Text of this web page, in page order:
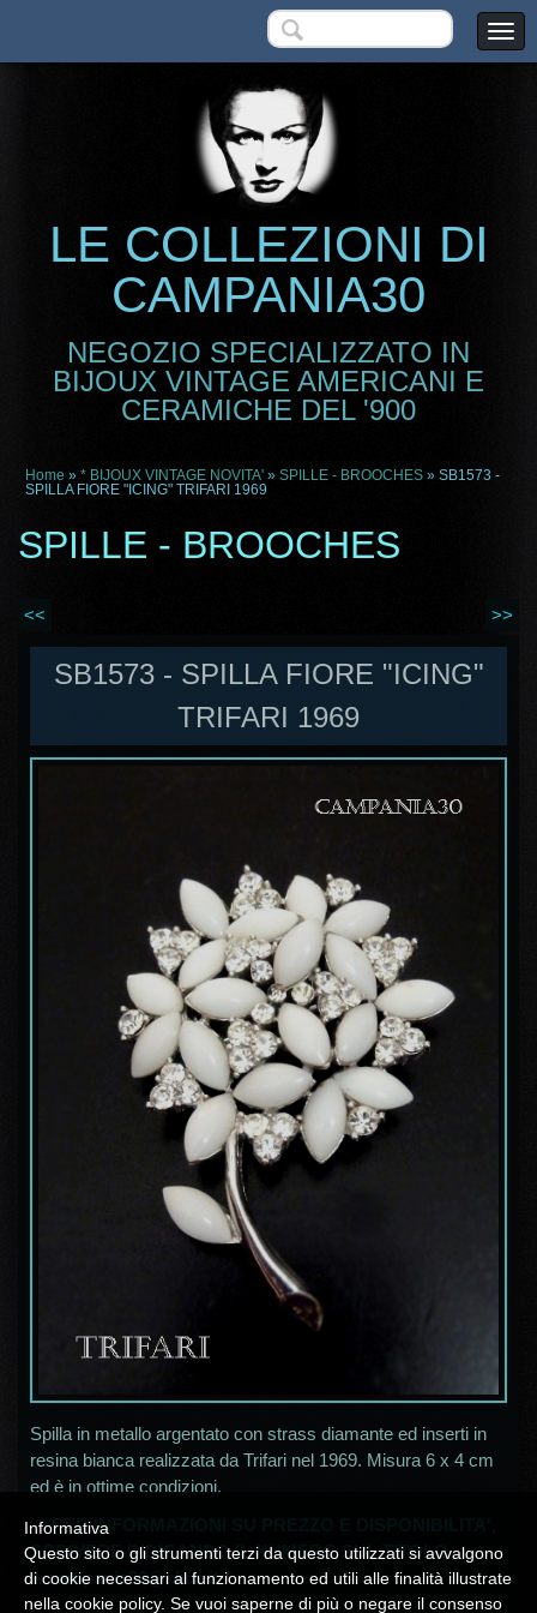
LE COLLEZIONI DI
CAMPANIA30
NEGOZIO SPECIALIZZATO IN
BIJOUX VINTAGE AMERICANI E
CERAMICHE DEL '900
Home » * BIJOUX VINTAGE NOVITA' » SPILLE - BROOCHES » SB1573 -
SPILLA FIORE "ICING" TRIFARI 1969
SPILLE - BROOCHES
<< >>
SB1573 - SPILLA FIORE "ICING"
TRIFARI 1969
Spilla in metallo argentato con strass diamante ed inserti in
resina bianca realizzata da Trifari nel 1969. Misura 6 x 4 cm
ed è in ottime condizioni.
* PER INFORMAZIONI SU PREZZO E DISPONIBILITA',
SCRIVERE INDICANDO IL NUMERO SUL TITOLO
Acampania30@alice.it*
Informativa
Questo sito o gli strumenti terzi da questo utilizzati si avvalgono
di cookie necessari al funzionamento ed utili alle finalità illustrate
nella cookie policy. Se vuoi saperne di più o negare il consenso